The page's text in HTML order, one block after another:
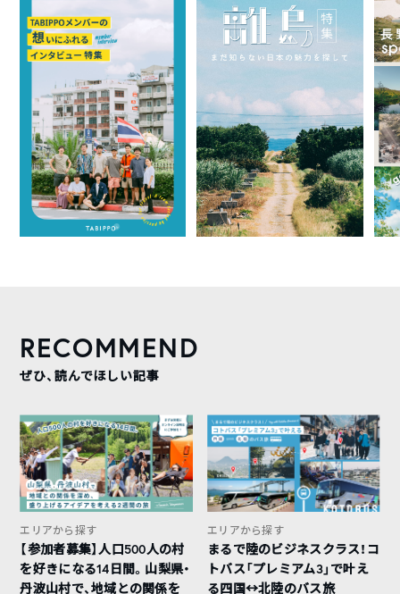
RECOMMEND
ぜひ、読んでほしい記事
エリアから探す
【参加者募集】人口500人の村
を好きになる14日間。山梨県・
丹波山村で、地域との関係を
エリアから探す
まるで陸のビジネスクラス！コ
トバス「プレミアム3」で叶え
る四国↔︎北陸のバス旅